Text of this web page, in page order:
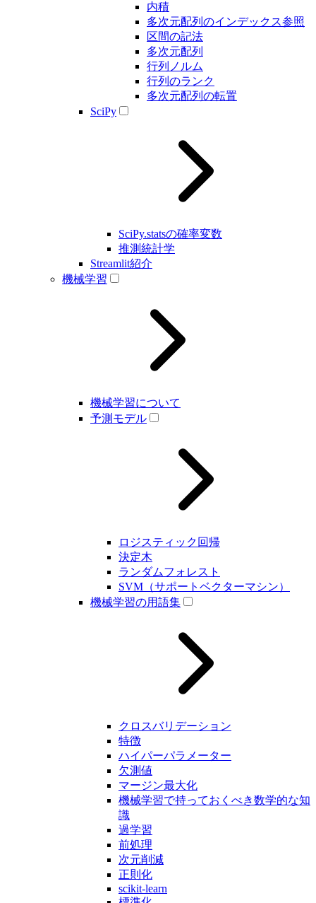
内積
多次元配列のインデックス参照
区間の記法
多次元配列
行列ノルム
行列のランク
多次元配列の転置
SciPy
SciPy.statsの確率変数
推測統計学
Streamlit紹介
機械学習
機械学習について
予測モデル
ロジスティック回帰
決定木
ランダムフォレスト
SVM（サポートベクターマシン）
機械学習の用語集
クロスバリデーション
特徴
ハイパーパラメーター
欠測値
マージン最大化
機械学習で持っておくべき数学的な知
識
過学習
前処理
次元削減
正則化
scikit-learn